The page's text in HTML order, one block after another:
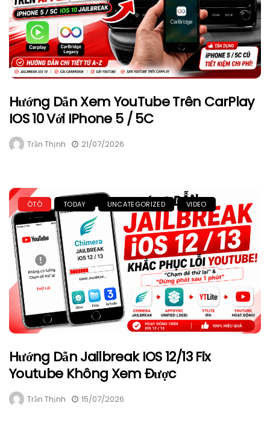
Hướng Dẫn Xem YouTube Trên CarPlay
IOS 10 Với IPhone 5 / 5C
Trần Thịnh 21/07/2026
ÔTÔ TODAY UNCATEGORIZED VIDEO
Hướng Dẫn Jailbreak IOS 12/13 Fix
Youtube Không Xem Được
Trần Thịnh 15/07/2026